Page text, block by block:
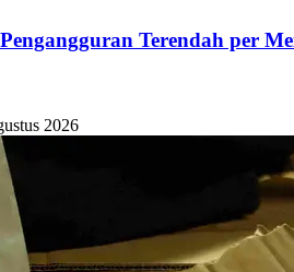
Terendah per
2026